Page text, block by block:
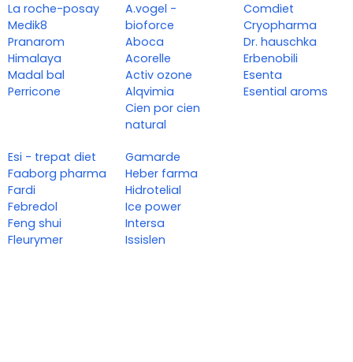
La roche-posay
Medik8
Pranarom
Himalaya
Madal bal
Perricone
A.vogel -
bioforce
Aboca
Acorelle
Activ ozone
Alqvimia
Cien por cien
natural
Comdiet
Cryopharma
Dr. hauschka
Erbenobili
Esenta
Esential aroms
Esi - trepat diet
Faaborg pharma
Fardi
Febredol
Feng shui
Fleurymer
Gamarde
Heber farma
Hidrotelial
Ice power
Intersa
Issislen